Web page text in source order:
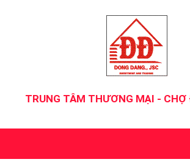
TRUNG TÂM THƯƠNG MẠI - CHỢ